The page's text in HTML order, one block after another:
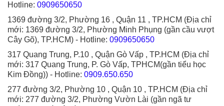
Hotline: 0909650650
1369 đường 3/2, Phường 16 , Quận 11 , TP.HCM (Địa chỉ
mới: 1369 đường 3/2, Phường Minh Phụng (gần cầu vượt
Cây Gõ), TP.HCM) - Hotline: 0909650650
317 Quang Trung, P.10 , Quận Gò Vấp , TP.HCM (Địa chỉ
mới: 317 Quang Trung, P. Gò Vấp, TPHCM(gần tiểu học
Kim Đồng)) - Hotline: 0909.650.650
277 đường 3/2, Phường 10 , Quận 10 , TP.HCM (Địa chỉ
mới: 277 đường 3/2, Phường Vườn Lài (gần ngã tư